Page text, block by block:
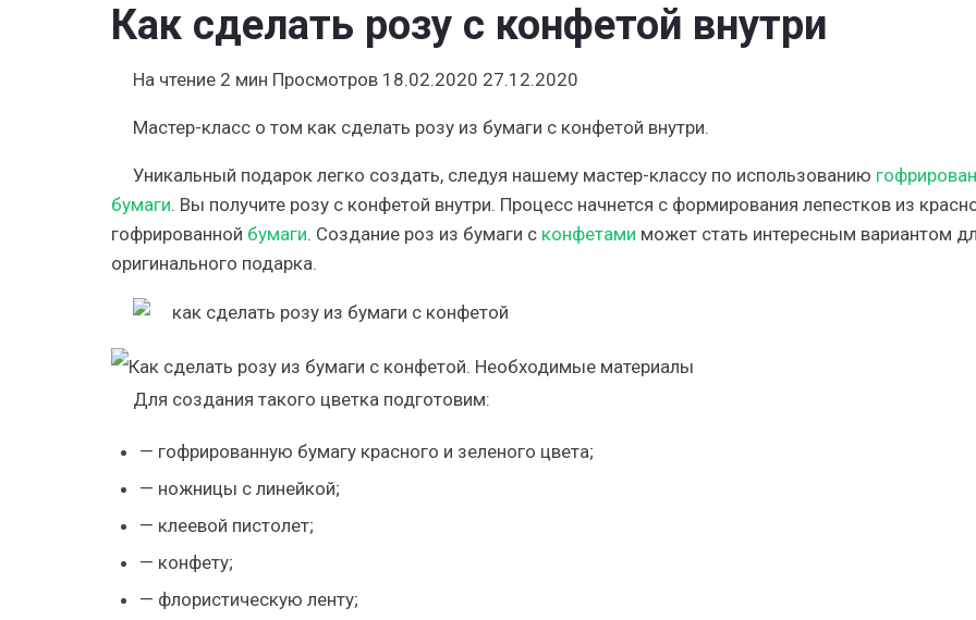
Как сделать розу с конфетой внутри
На чтение 2 мин Просмотров 18.02.2020 27.12.2020
Мастер-класс о том как сделать розу из бумаги с конфетой внутри.
Уникальный подарок легко создать, следуя нашему мастер-классу по использованию
бумаги. Вы получите розу с конфетой внутри. Процесс начнется с формирования лепестков из
гофрированной бумаги. Создание роз из бумаги с конфетами может стать интересным вариантом
оригинального подарка.
Для создания такого цветка подготовим:
— гофрированную бумагу красного и зеленого цвета;
— ножницы с линейкой;
— клеевой пистолет;
— конфету;
— флористическую ленту;